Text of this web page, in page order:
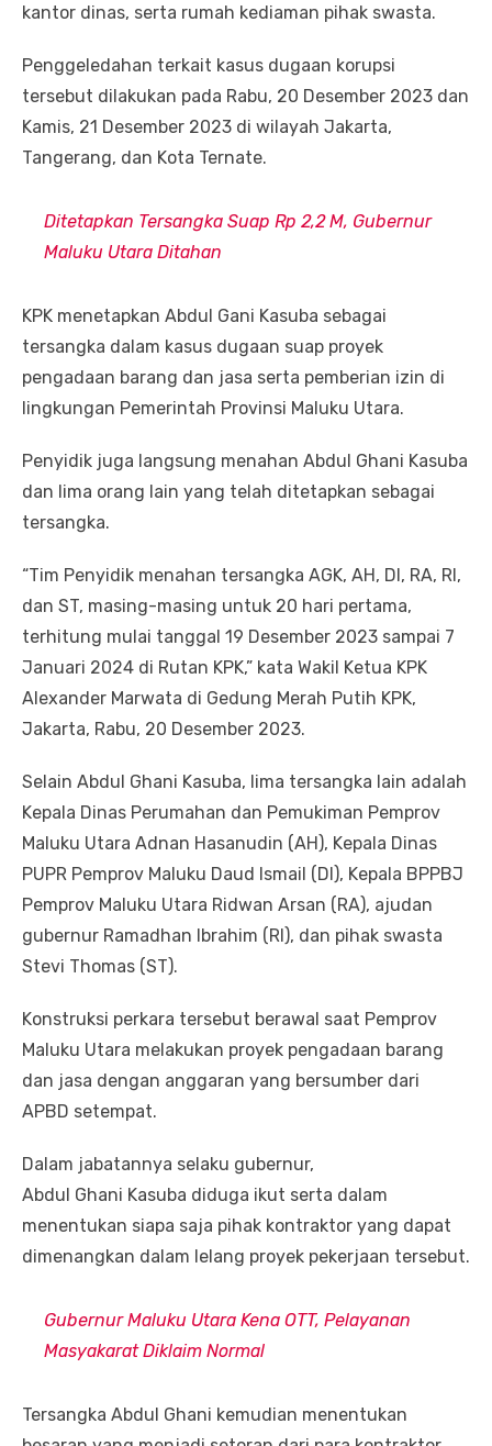
kantor dinas, serta rumah kediaman pihak swasta.
Penggeledahan terkait kasus dugaan korupsi
tersebut dilakukan pada Rabu, 20 Desember 2023 dan
Kamis, 21 Desember 2023 di wilayah Jakarta,
Tangerang, dan Kota Ternate.
Ditetapkan Tersangka Suap Rp 2,2 M, Gubernur
Maluku Utara Ditahan
KPK menetapkan Abdul Gani Kasuba sebagai
tersangka dalam kasus dugaan suap proyek
pengadaan barang dan jasa serta pemberian izin di
lingkungan Pemerintah Provinsi Maluku Utara.
Penyidik juga langsung menahan Abdul Ghani Kasuba
dan lima orang lain yang telah ditetapkan sebagai
tersangka.
“Tim Penyidik menahan tersangka AGK, AH, DI, RA, RI,
dan ST, masing-masing untuk 20 hari pertama,
terhitung mulai tanggal 19 Desember 2023 sampai 7
Januari 2024 di Rutan KPK,” kata Wakil Ketua KPK
Alexander Marwata di Gedung Merah Putih KPK,
Jakarta, Rabu, 20 Desember 2023.
Selain Abdul Ghani Kasuba, lima tersangka lain adalah
Kepala Dinas Perumahan dan Pemukiman Pemprov
Maluku Utara Adnan Hasanudin (AH), Kepala Dinas
PUPR Pemprov Maluku Daud Ismail (DI), Kepala BPPBJ
Pemprov Maluku Utara Ridwan Arsan (RA), ajudan
gubernur Ramadhan Ibrahim (RI), dan pihak swasta
Stevi Thomas (ST).
Konstruksi perkara tersebut berawal saat Pemprov
Maluku Utara melakukan proyek pengadaan barang
dan jasa dengan anggaran yang bersumber dari
APBD setempat.
Dalam jabatannya selaku gubernur,
Abdul Ghani Kasuba diduga ikut serta dalam
menentukan siapa saja pihak kontraktor yang dapat
dimenangkan dalam lelang proyek pekerjaan tersebut.
Gubernur Maluku Utara Kena OTT, Pelayanan
Masyakarat Diklaim Normal
Tersangka Abdul Ghani kemudian menentukan